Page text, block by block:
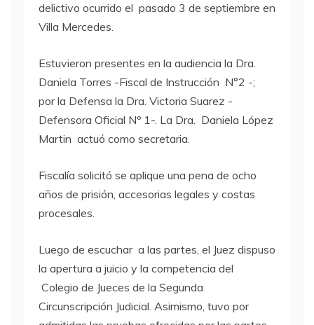
delictivo ocurrido el pasado 3 de septiembre en
Villa Mercedes.
Estuvieron presentes en la audiencia la Dra.
Daniela Torres -Fiscal de Instrucción N°2 -;
por la Defensa la Dra. Victoria Suarez -
Defensora Oficial Nº 1-. La Dra. Daniela López
Martin actuó como secretaria.
Fiscalía solicitó se aplique una pena de ocho
años de prisión, accesorias legales y costas
procesales.
Luego de escuchar a las partes, el Juez dispuso
la apertura a juicio y la competencia del
Colegio de Jueces de la Segunda
Circunscripción Judicial. Asimismo, tuvo por